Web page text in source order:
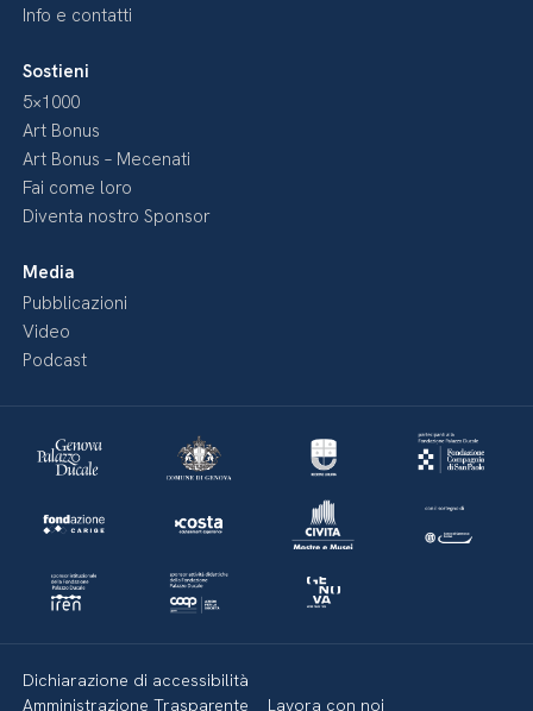
Info e contatti
Sostieni
5×1000
Art Bonus
Art Bonus – Mecenati
Fai come loro
Diventa nostro Sponsor
Media
Pubblicazioni
Video
Podcast
Dichiarazione di accessibilità
Amministrazione Trasparente
Lavora con noi